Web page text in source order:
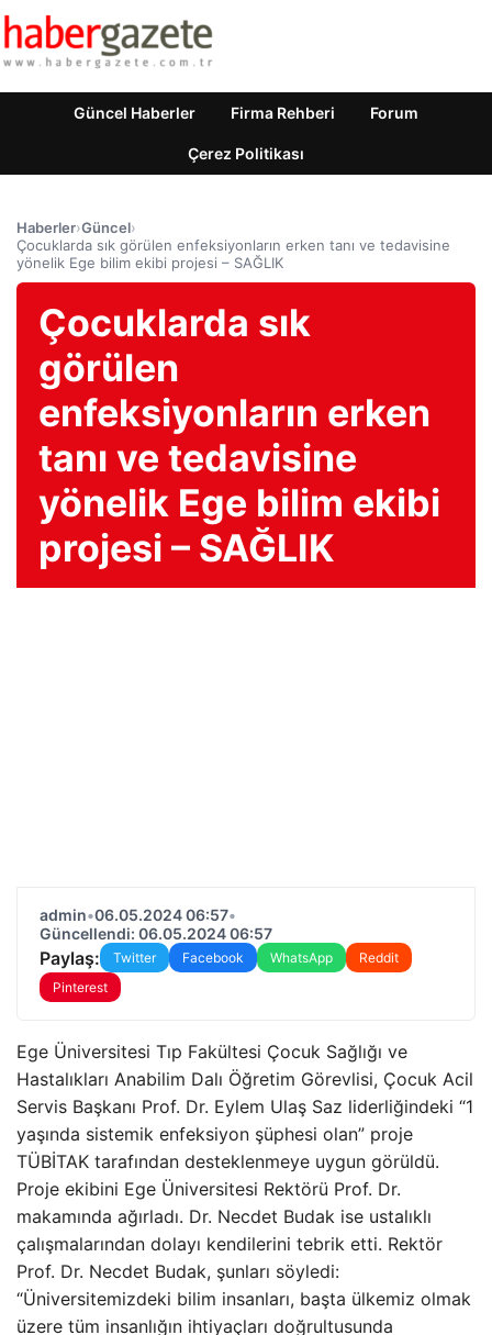
Güncel Haberler Firma Rehberi Forum
Çerez Politikası
Haberler›Güncel›
Çocuklarda sık görülen enfeksiyonların erken tanı ve tedavisine
yönelik Ege bilim ekibi projesi – SAĞLIK
Çocuklarda sık
görülen
enfeksiyonların erken
tanı ve tedavisine
yönelik Ege bilim ekibi
projesi – SAĞLIK
admin•06.05.2024 06:57•
Güncellendi: 06.05.2024 06:57
Paylaş: Twitter Facebook WhatsApp
Reddit
Pinterest
Ege Üniversitesi Tıp Fakültesi Çocuk Sağlığı ve
Hastalıkları Anabilim Dalı Öğretim Görevlisi, Çocuk Acil
Servis Başkanı Prof. Dr. Eylem Ulaş Saz liderliğindeki “1
yaşında sistemik enfeksiyon şüphesi olan” proje
TÜBİTAK tarafından desteklenmeye uygun görüldü.
Proje ekibini Ege Üniversitesi Rektörü Prof. Dr.
makamında ağırladı. Dr. Necdet Budak ise ustalıklı
çalışmalarından dolayı kendilerini tebrik etti. Rektör
Prof. Dr. Necdet Budak, şunları söyledi:
“Üniversitemizdeki bilim insanları, başta ülkemiz olmak
üzere tüm insanlığın ihtiyaçları doğrultusunda